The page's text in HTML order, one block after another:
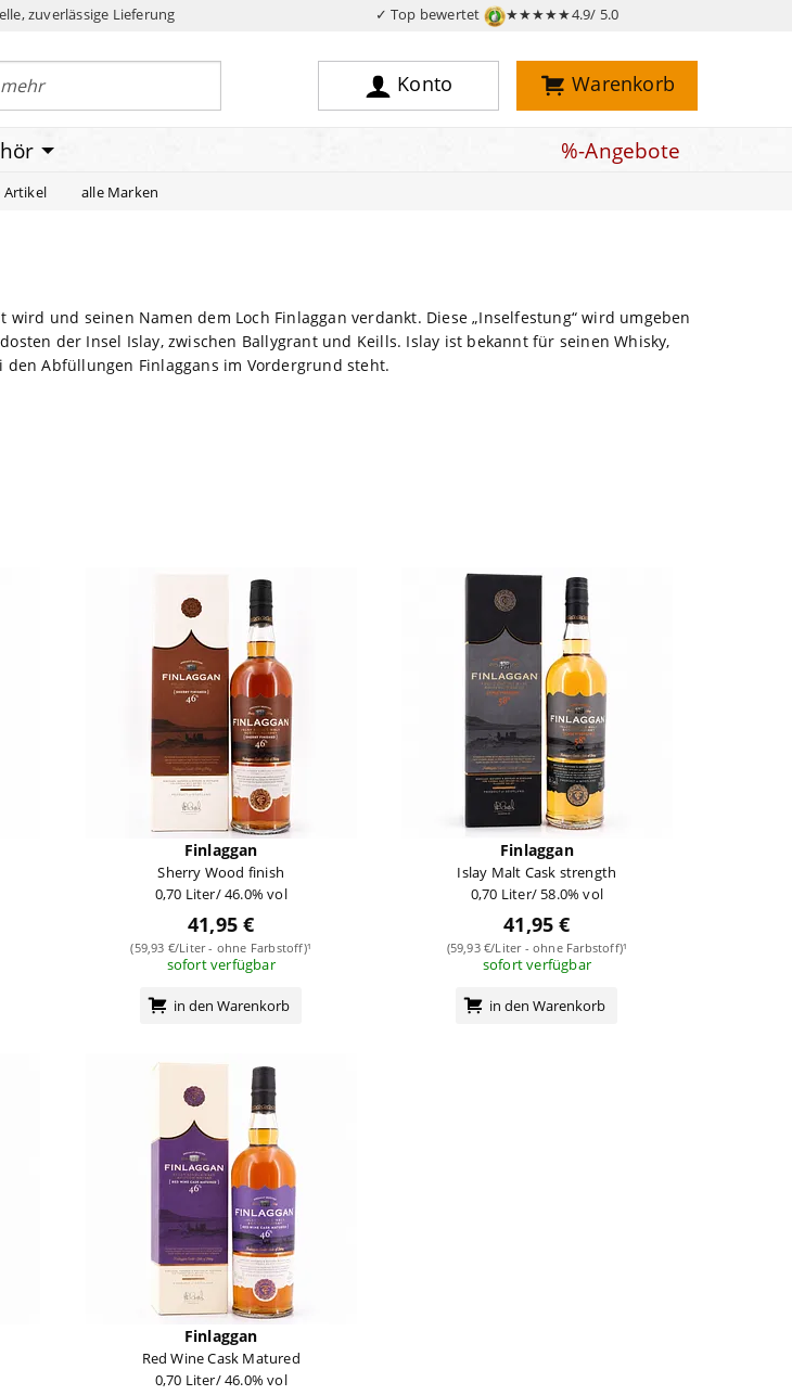
zuverlässige Lieferung ✓ Top bewertet ★★★★★4.9/ 5.0
Konto Warenkorb
%-Angebote
Artikel alle Marken
und seinen Namen dem Loch Finlaggan verdankt. Diese „Inselfestung“ wird umgeben
der Insel Islay, zwischen Ballygrant und Keills. Islay ist bekannt für seinen Whisky,
Abfüllungen Finlaggans im Vordergrund steht.
Finlaggan
Sherry Wood finish
0,70 Liter/ 46.0% vol
41,95 €
(59,93 €/Liter - ohne Farbstoff)¹
sofort verfügbar
in den Warenkorb
Finlaggan
Islay Malt Cask strength
0,70 Liter/ 58.0% vol
41,95 €
(59,93 €/Liter - ohne Farbstoff)¹
sofort verfügbar
in den Warenkorb
Finlaggan
Red Wine Cask Matured
0,70 Liter/ 46.0% vol